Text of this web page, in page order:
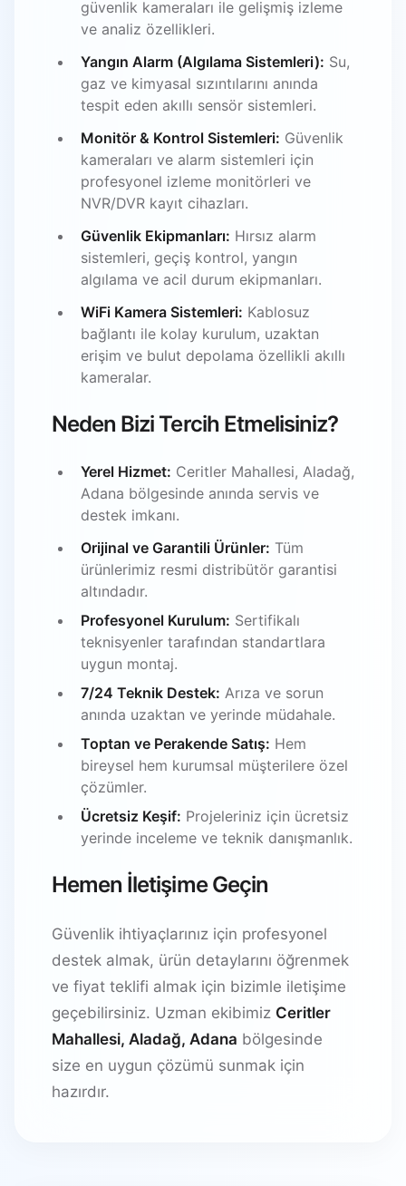
güvenlik kameraları ile gelişmiş izleme
ve analiz özellikleri.
Yangın Alarm (Algılama Sistemleri): Su,
gaz ve kimyasal sızıntılarını anında
tespit eden akıllı sensör sistemleri.
Monitör & Kontrol Sistemleri: Güvenlik
kameraları ve alarm sistemleri için
profesyonel izleme monitörleri ve
NVR/DVR kayıt cihazları.
Güvenlik Ekipmanları: Hırsız alarm
sistemleri, geçiş kontrol, yangın
algılama ve acil durum ekipmanları.
WiFi Kamera Sistemleri: Kablosuz
bağlantı ile kolay kurulum, uzaktan
erişim ve bulut depolama özellikli akıllı
kameralar.
Neden Bizi Tercih Etmelisiniz?
Yerel Hizmet: Ceritler Mahallesi, Aladağ,
Adana bölgesinde anında servis ve
destek imkanı.
Orijinal ve Garantili Ürünler: Tüm
ürünlerimiz resmi distribütör garantisi
altındadır.
Profesyonel Kurulum: Sertifikalı
teknisyenler tarafından standartlara
uygun montaj.
7/24 Teknik Destek: Arıza ve sorun
anında uzaktan ve yerinde müdahale.
Toptan ve Perakende Satış: Hem
bireysel hem kurumsal müşterilere özel
çözümler.
Ücretsiz Keşif: Projeleriniz için ücretsiz
yerinde inceleme ve teknik danışmanlık.
Hemen İletişime Geçin
Güvenlik ihtiyaçlarınız için profesyonel
destek almak, ürün detaylarını öğrenmek
ve fiyat teklifi almak için bizimle iletişime
geçebilirsiniz. Uzman ekibimiz Ceritler
Mahallesi, Aladağ, Adana bölgesinde
size en uygun çözümü sunmak için
hazırdır.